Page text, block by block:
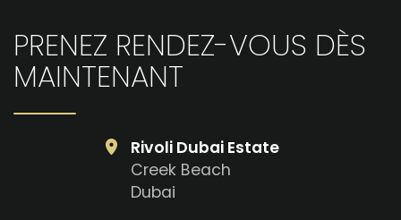
PRENEZ RENDEZ-VOUS DÈS
MAINTENANT
Rivoli Dubai Estate
Creek Beach
Dubai